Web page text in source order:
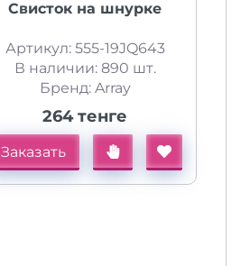
Свисток на шнурке
Артикул: 555-19JQ643
В наличии: 890 шт.
Бренд: Array
264 тенге
Заказать